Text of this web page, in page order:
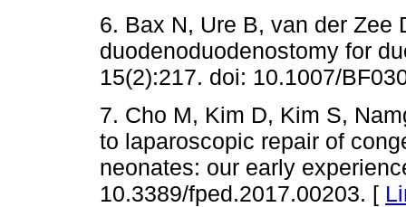
6. Bax N, Ure B, van der Zee
duodenoduodenostomy for
15(2):217. doi: 10.1007/
7. Cho M, Kim D, Kim S,
to laparoscopic repair of
neonates: our early
10.3389/fped.2017.00203. [